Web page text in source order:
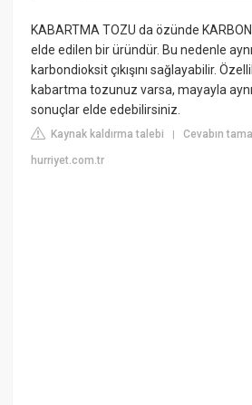
KABARTMA TOZU da özünde
elde edilen bir üründür. Bu nedenle
karbondioksit çıkışını sağlayabilir.
kabartma tozunuz varsa, mayayla
sonuçlar elde edebilirsiniz.
Kaynak kaldırma talebi |Cevabın
hurriyet.com.tr